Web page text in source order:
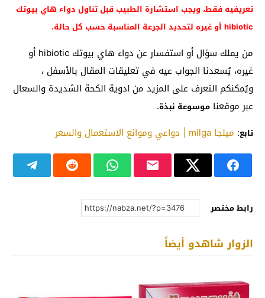
تعريفيه فقط، ويجب استشارة الطبيب قبل تناول دواء هاي بيوتك
hibiotic أو غيره لتحديد الجرعة المناسبة حسب كل حالة.
من يملك سؤال أو استفسار عن دواء هاي بيوتك hibiotic أو
غيره، يُسعدنا الجواب عيه في تعليقات المقال بالأسفل ،
ويُمكنكم التعرف على المزيد من ادوية الكحة الشديدة والسعال
عبر موقعنا موسوعة نبذة.
تابع: ميلجا milga | دواعي وموانع الاستعمال والسعر
رابط مختصر
الزوار شاهدو أيضاً